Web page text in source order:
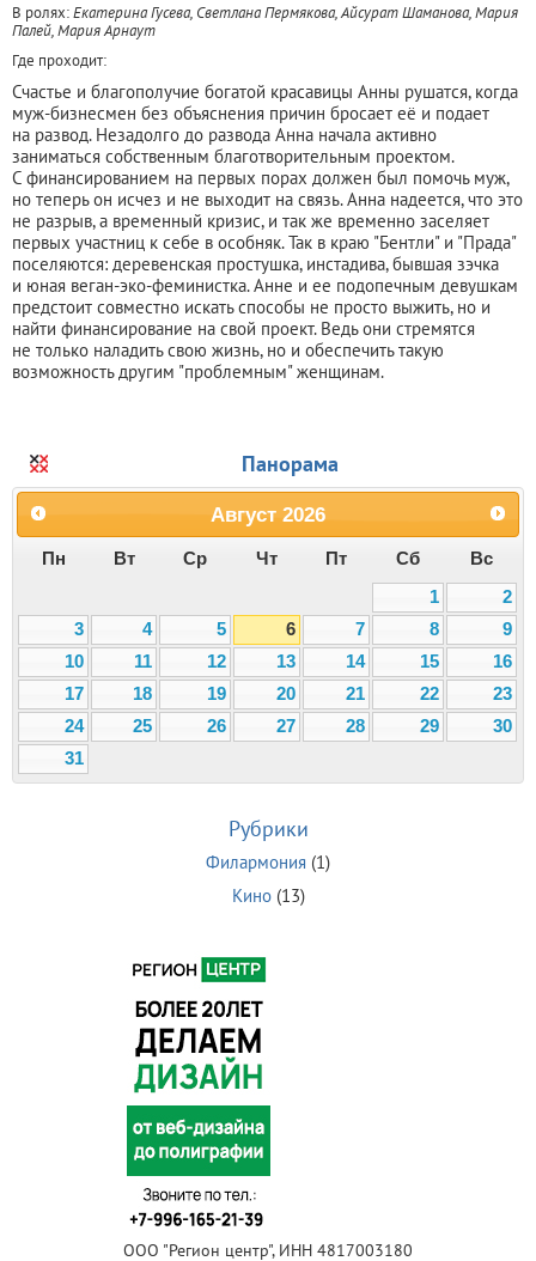
В ролях:Екатерина Гусева, Светлана Пермякова, Айсурат Шаманова, Мария
Палей, Мария Арнаут
Где проходит:
Счастье и благополучие богатой красавицы Анны рушатся, когда
муж-бизнесмен без объяснения причин бросает её и подает
на развод. Незадолго до развода Анна начала активно
заниматься собственным благотворительным проектом.
С финансированием на первых порах должен был помочь муж,
но теперь он исчез и не выходит на связь. Анна надеется, что это
не разрыв, а временный кризис, и так же временно заселяет
первых участниц к себе в особняк. Так в краю "Бентли" и "Прада"
поселяются: деревенская простушка, инстадива, бывшая зэчка
и юная веган-эко-феминистка. Анне и ее подопечным девушкам
предстоит совместно искать способы не просто выжить, но и
найти финансирование на свой проект. Ведь они стремятся
не только наладить свою жизнь, но и обеспечить такую
возможность другим "проблемным" женщинам.
Панорама
Август 2026
Пн Вт Ср Чт Пт Сб
Вс
1
2
3
4 5 6 7 8
9
10
11 12 13 14 15
16
17
18 19 20 21 22
23
24
25 26 27 28 29
30
31
Рубрики
Филармония (1)
Кино(13)
ООО "Регион центр", ИНН 4817003180